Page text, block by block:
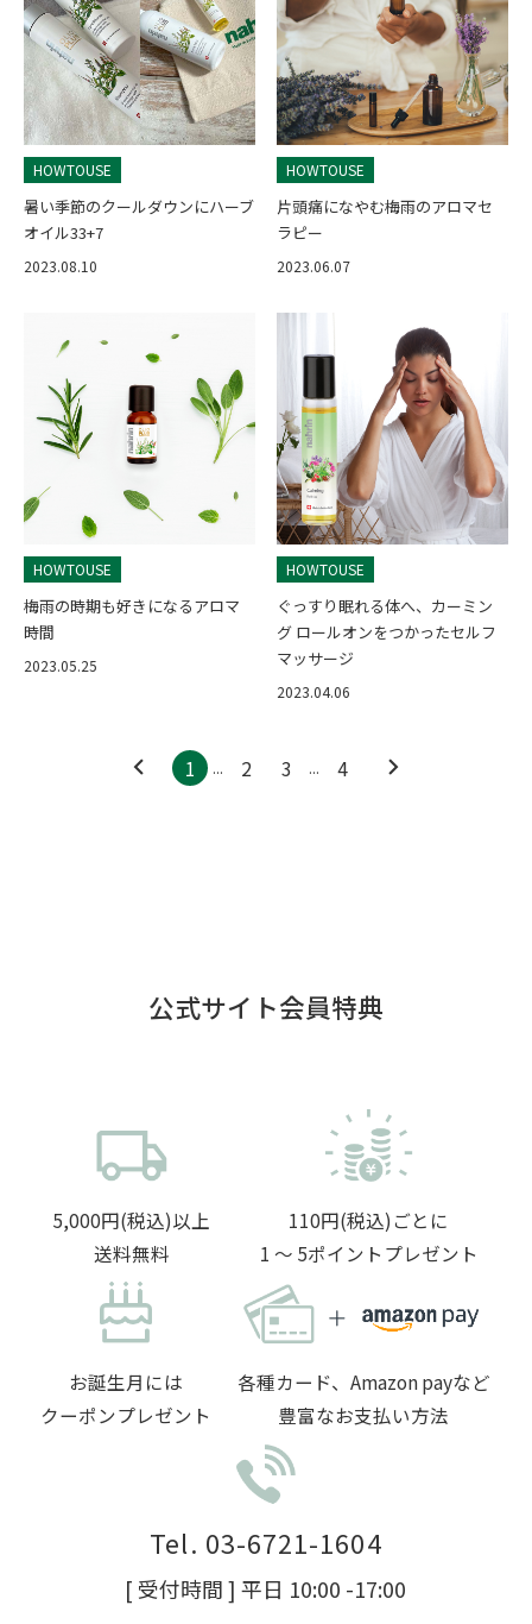
HOWTOUSE
暑い季節のクールダウンにハーブ
オイル33+7
2023.08.10
HOWTOUSE
片頭痛になやむ梅雨のアロマセ
ラピー
2023.06.07
HOWTOUSE
梅雨の時期も好きになるアロマ
時間
2023.05.25
HOWTOUSE
ぐっすり眠れる体へ、カーミン
グ ロールオンをつかったセルフ
マッサージ
2023.04.06
1 ... 2 3 ... 4
公式サイト会員特典
5,000円(税込)以上
送料無料
110円(税込)ごとに
1 〜 5ポイントプレゼント
お誕生月には
クーポンプレゼント
各種カード、Amazon payなど
豊富なお支払い方法
Tel. 03-6721-1604
[ 受付時間 ] 平日 10:00 -17:00